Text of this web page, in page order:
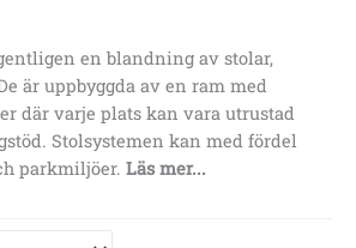
en blandning av stolar,
är uppbyggda av en ram med
där varje plats kan vara utrustad
Stolsystemen kan med fördel
parkmiljöer. Läs mer...